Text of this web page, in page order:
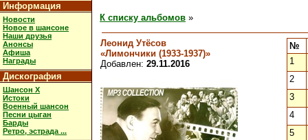
Информация
Новости
Новое в шансоне
Наши друзья
Анонсы
Афиша
Награды
Дискография
Шансон X
Истоки
Военный шансон
Песни цыган
Барды
Ретро, эстрада ...
К списку альбомов »
Леонид Утёсов
«Лимончики (1933-1937)»
Добавлен: 29.11.2016
№
1
2
3
4
5